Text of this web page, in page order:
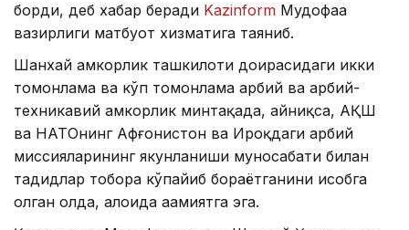
борди, деб хабар беради Kazinform Мудофаа
вазирлиги матбуот хизматига таяниб.
Шанхай ҳамкорлик ташкилоти доирасидаги икки
томонлама ва кўп томонлама ҳарбий ва ҳарбий-
техникавий ҳамкорлик минтақада, айниқса, АҚШ
ва НАТОнинг Афғонистон ва Ироқдаги ҳарбий
миссияларининг якунланиши муносабати билан
таҳдидлар тобора кўпайиб бораётганини ҳисобга
олган ҳолда, алоҳида аҳамиятга эга.